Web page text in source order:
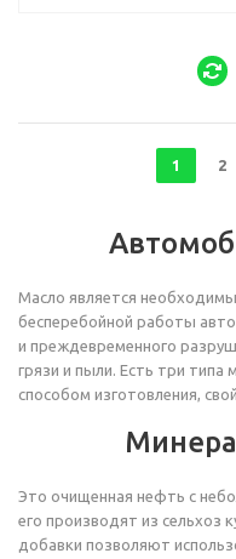
1 2
Масло является
бесперебойной работы
и преждевременного
грязи и пыли. Есть три типа
способом изготовления,
Это очищенная нефть с
его производят из сельхоз
добавки позволяют